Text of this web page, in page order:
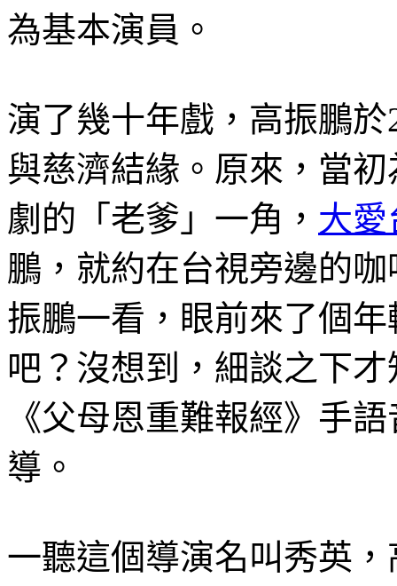
為基本演員。
演了幾十年戲，高振鵬於
與慈濟結緣。原來，當
劇的「老爹」一角， 大愛
鵬，就約在台視旁邊的
振鵬一看，眼前來了個
吧？沒想到，細談之下
《父母恩重難報經》手
導。
一聽這個導演名叫秀英